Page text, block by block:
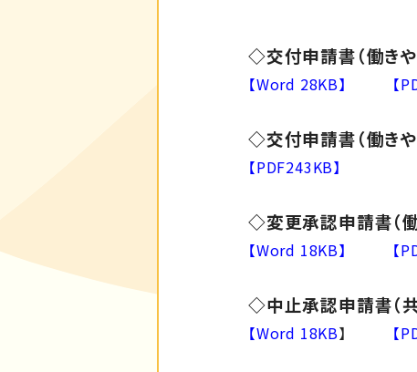
◇交付申請書（働きや
【Word 28KB】 【
◇交付申請書（働きや
【PDF243KB】
◇変更承認申請書（働
【Word 18KB】 【
◇中止承認申請書（共
【Word 18KB】 【